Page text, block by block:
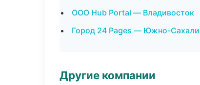
ООО Hub Portal — Владивосток
Город 24 Pages — Южно-
Другие компании